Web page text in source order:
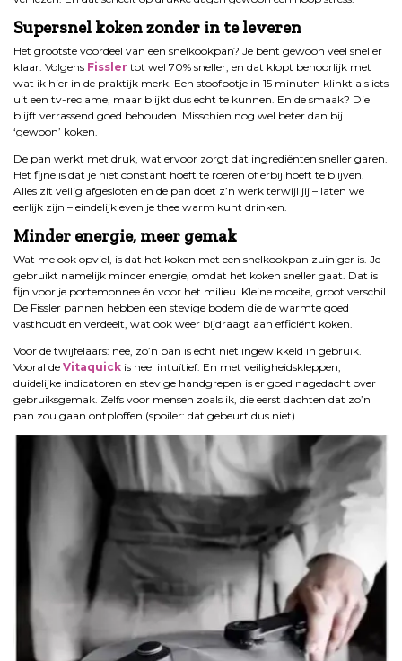
Supersnel koken zonder in te leveren
Het grootste voordeel van een snelkookpan? Je bent gewoon veel sneller
klaar. Volgens Fissler tot wel 70% sneller, en dat klopt behoorlijk met
wat ik hier in de praktijk merk. Een stoofpotje in 15 minuten klinkt als iets
uit een tv-reclame, maar blijkt dus echt te kunnen. En de smaak? Die
blijft verrassend goed behouden. Misschien nog wel beter dan bij
‘gewoon’ koken.
De pan werkt met druk, wat ervoor zorgt dat ingrediënten sneller garen.
Het fijne is dat je niet constant hoeft te roeren of erbij hoeft te blijven.
Alles zit veilig afgesloten en de pan doet z’n werk terwijl jij – laten we
eerlijk zijn – eindelijk even je thee warm kunt drinken.
Minder energie, meer gemak
Wat me ook opviel, is dat het koken met een snelkookpan zuiniger is. Je
gebruikt namelijk minder energie, omdat het koken sneller gaat. Dat is
fijn voor je portemonnee én voor het milieu. Kleine moeite, groot verschil.
De Fissler pannen hebben een stevige bodem die de warmte goed
vasthoudt en verdeelt, wat ook weer bijdraagt aan efficiënt koken.
Voor de twijfelaars: nee, zo’n pan is echt niet ingewikkeld in gebruik.
Vooral de Vitaquick is heel intuïtief. En met veiligheidskleppen,
duidelijke indicatoren en stevige handgrepen is er goed nagedacht over
gebruiksgemak. Zelfs voor mensen zoals ik, die eerst dachten dat zo’n
pan zou gaan ontploffen (spoiler: dat gebeurt dus niet).